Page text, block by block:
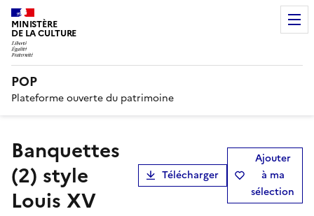
MINISTÈRE
DE LA CULTURE
POP
Plateforme ouverte du patrimoine
banquettes
(2) style
Louis XV
Télécharger
Ajouter
à ma
sélection